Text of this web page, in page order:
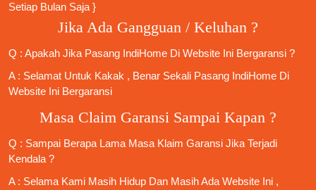
Setiap Bulan Saja }
Jika Ada Gangguan / Keluhan ?
Q : Apakah Jika Pasang IndiHome Di Website Ini Bergaransi ?
A : Selamat Untuk Kakak , Benar Sekali Pasang IndiHome Di
Website Ini Bergaransi
Masa Claim Garansi Sampai Kapan ?
Q : Sampai Berapa Lama Masa Klaim Garansi Jika Terjadi
Kendala ?
A : Selama Kami Masih Hidup Dan Masih Ada Website Ini ,